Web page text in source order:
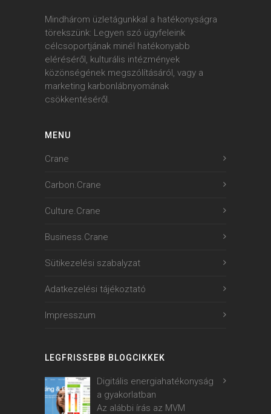
Mindhárom üzletágunkkal a hatékonyságra
törekszünk: Legyen szó ügyfeleink
célcsoportjának minél hatékonyabb
eléréséről, kulturális intézmények
közönségének megszólításáról, vagy a
marketing karbonlábnyomának
csökkentéséről.
MENU
Crane
Carbon.Crane
Culture.Crane
Business.Crane
Sütikezelési szabalyzat
Adatkezelési tájékoztató
Impresszum
LEGFRISSEBB BLOGCIKKEK
Digitális energiahatékonyság
a gyakorlatban
Az alábbi írás az MVM